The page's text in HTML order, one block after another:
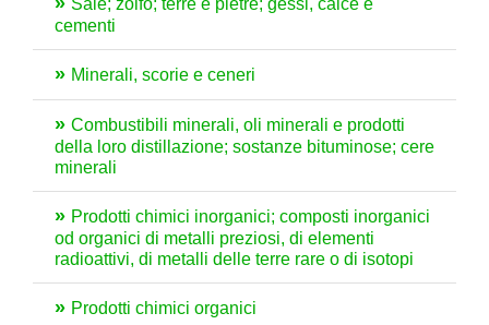
Sale; zolfo; terre e pietre; gessi, calce e
cementi
Minerali, scorie e ceneri
Combustibili minerali, oli minerali e prodotti
della loro distillazione; sostanze bituminose; cere
minerali
Prodotti chimici inorganici; composti inorganici
od organici di metalli preziosi, di elementi
radioattivi, di metalli delle terre rare o di isotopi
Prodotti chimici organici